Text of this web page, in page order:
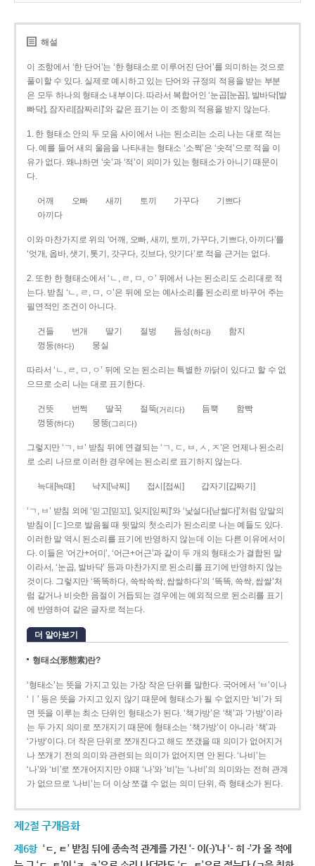
해설
이 조항에서 ‘한 단어’는 ‘한 형태소로 이루어진 단어’를 의미하는 것으로
풀이할 수 있다. 실제로 예시하고 있는 단어와 규정의 적용을 받는 부분
은 모두 하나의 형태소 내부이다. 따라서 복합어인 ‘눈곱[눈꼽], 발바닥[발
빠닥], 잠자리[잠짜리]’와 같은 표기는 이 조항의 적용을 받지 않는다.
1. 한 형태소 안의 두 모음 사이에서 나는 된소리는 소리 나는 대로 적는
다. 예를 들어 새의 울음을 나타내는 형태소 ‘소쩍’은 ‘솟적’으로 적을 이
유가 없다. 왜냐하면 ‘솟’과 ‘적’이 의미가 있는 형태소가 아니기 때문이
다.
어깨 오빠 새끼 토끼 가꾸다
기쁘다
아끼다
이와 마찬가지로 위의 ‘어깨, 오빠, 새끼, 토끼, 가꾸다, 기쁘다, 아끼다’를
‘엇개, 옵바, 샛기, 톳기, 갓구다, 깃브다, 앗기다’로 적을 근거는 없다.
2. 또한 한 형태소에서 ‘ㄴ, ㄹ, ㅁ, ㅇ’ 뒤에서 나는 된소리도 소리대로 적
는다. 받침 ‘ㄴ, ㄹ, ㅁ, ㅇ’은 뒤에 오는 예사소리를 된소리로 바꾸어 주는
필연적인 조건이 아니다.
건들 번개 딸기 절벙 듬성(하다)
함지
껑둥(하다) 뭉실
따라서 ‘ㄴ, ㄹ, ㅁ, ㅇ’ 뒤에 오는 된소리는 특별한 까닭이 있다고 할 수 없
으므로 소리 나는 대로 표기한다.
건뜻 번쩍 딸꾹 절뚝(거리다) 듬뿍
함빡
껑뚱(하다) 뭉뚱(그리다)
그렇지만 ‘ㄱ, ㅂ’ 받침 뒤에 연결되는 ‘ㄱ, ㄷ, ㅂ, ㅅ, ㅈ’은 언제나 된소리
로 소리 나므로 이러한 경우에는 된소리로 표기하지 않는다.
늑대[늑때] 낙지[낙찌] 접시[접씨] 갑자기[갑짜기]
‘ㄱ, ㅂ’ 받침 외에 ‘믿고[믿꼬], 잊지[읻찌]’와 ‘낯설다[낟썰다]’처럼 앞말의
받침이 [ㄷ]으로 발음될 때 뒷말의 첫소리가 된소리로 나는 예들도 있다.
이러한 말 역시 된소리를 표기에 반영하지 않는데 이는 다른 이유에서이
다. 이들은 ‘어간+어미’, ‘어근+어근’과 같이 두 개의 형태소가 결합된 말
이라서, ‘눈곱, 발바닥’ 등과 마찬가지로 된소리를 표기에 반영하지 않는
것이다. 그렇지만 ‘똑똑하다, 쓱싹쓱싹, 쌉쌀하다’의 ‘똑똑, 쓱싹, 쌉쌀’처
럼 같거나 비슷한 음절이 거듭되는 경우에는 예외적으로 된소리를 표기
에 반영하여 같은 글자로 적는다.
더 알아보기
형태소(形態素)란?
‘형태소’는 뜻을 가지고 있는 가장 작은 단위를 말한다. 국어에서 ‘ㅂ’이나
‘ㅣ’ 등은 뜻을 가지고 있지 않기 때문에 형태소가 될 수 없지만 ‘비’가 되
면 뜻을 이루는 최소 단위인 형태소가 된다. ‘책가방’은 ‘책’과 ‘가방’이라
는 두 가지 의미로 쪼개지기 때문에 형태소는 ‘책가방’이 아니라 ‘책’과
‘가방’이다. 더 작은 단위로 쪼개진다고 해도 쪼갰을 때 의미가 없어지거
나 쪼개기 전의 의미와 관련되는 의미가 없어지면 안 된다. ‘나비’는
‘나’와 ‘비’로 쪼개어지지만 이때 ‘나’와 ‘비’는 ‘나비’의 의미와는 전혀 관계
가 없으므로 ‘나비’는 더 이상 쪼갤 수 없는 의미 단위, 즉 형태소가 된다.
제2절 구개음화
제6항 ‘ㄷ, ㅌ’ 받침 뒤에 종속적 관계를 가진 ‘- 이(-)’나 ‘- 히 -’가 올 적에